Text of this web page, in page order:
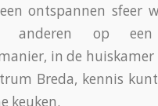
ontspannen sfeer
anderen op een
in de
Breda, kennis
keuken.